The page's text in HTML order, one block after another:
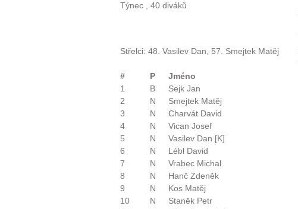
Týnec , 40 diváků
Střelci: 48. Vasilev Dan, 57. Smejtek Matěj
#
P Jméno
1
B
Sejk Jan
2
N
Smejtek Matěj
3
N
Charvát David
4
N
Vican Josef
5
N
Vasilev Dan [K]
6
N
Lébl David
7
N
Vrabec Michal
8
N
Hanč Zdeněk
9
N
Kos Matěj
10
N
Staněk Petr